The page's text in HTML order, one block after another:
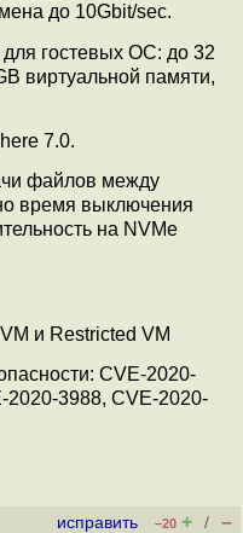
до 10Gbit/sec.
гостевых ОС: до 32
виртуальной памяти,
7.0.
файлов между
время выключения
на NVMe
и Restricted VM
CVE-2020-
2020-3988, CVE-2020-
исправить –20 + / –